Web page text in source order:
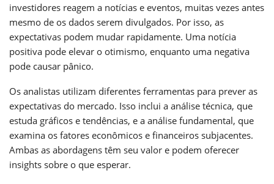
investidores reagem a notícias e eventos, muitas vezes antes
mesmo de os dados serem divulgados. Por isso, as
expectativas podem mudar rapidamente. Uma notícia
positiva pode elevar o otimismo, enquanto uma negativa
pode causar pânico.
Os analistas utilizam diferentes ferramentas para prever as
expectativas do mercado. Isso inclui a análise técnica, que
estuda gráficos e tendências, e a análise fundamental, que
examina os fatores econômicos e financeiros subjacentes.
Ambas as abordagens têm seu valor e podem oferecer
insights sobre o que esperar.